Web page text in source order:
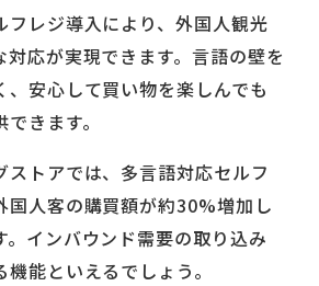
フレジ導入により、外国人観光
応が実現できます。言語の壁を
、安心して買い物を楽しんでも
きます。
ストアでは、多言語対応セルフ
国人客の購買額が約30%増加し
。インバウンド需要の取り込み
能といえるでしょう。